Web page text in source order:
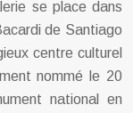
se place dans
de Santiago
centre culturel
nommé le 20
national en